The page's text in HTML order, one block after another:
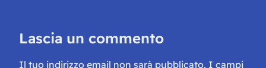
Lascia un commento
Il tuo indirizzo email non sarà pubblicato. I campi